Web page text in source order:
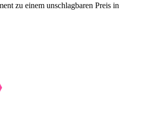
zu einem unschlagbaren Preis in